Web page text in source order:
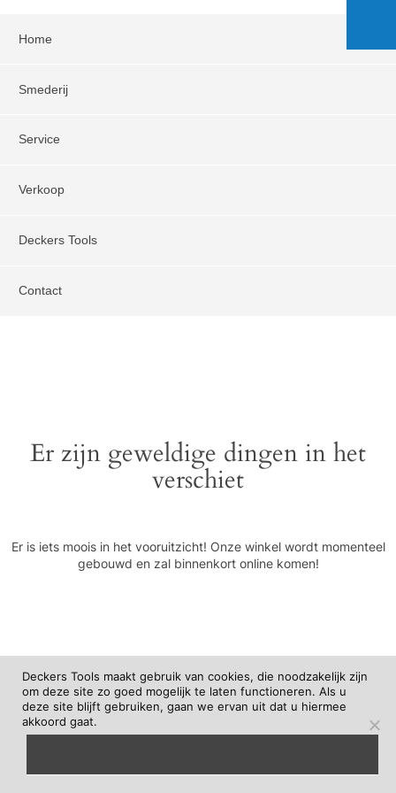
Home
Smederij
Service
Verkoop
Deckers Tools
Contact
Er zijn geweldige dingen in het
verschiet
Er is iets moois in het vooruitzicht! Onze winkel wordt momenteel
gebouwd en zal binnenkort online komen!
Deckers Tools maakt gebruik van cookies, die noodzakelijk zijn
om deze site zo goed mogelijk te laten functioneren. Als u
deze site blijft gebruiken, gaan we ervan uit dat u hiermee
akkoord gaat.